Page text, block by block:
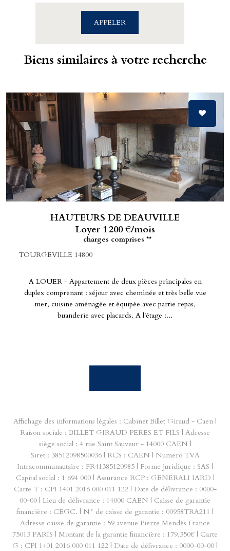
APPELER
Biens similaires à votre recherche
HAUTEURS DE DEAUVILLE
Loyer 1 200 €/mois
charges comprises **
TOURGEVILLE 14800
A LOUER - Appartement de deux pièces principales en
duplex comprenant : séjour avec cheminée et très belle vue
mer, cuisine aménagée et équipée avec partie repas,
buanderie avec placards. A l'étage :...
Affichage des informations légales : Cabinet Billet Giraud - Caen |
Raison sociale : BILLET GIRAUD PERES ET FILS | Adresse
siège social : 4 rue Saint Sauveur - 14000 CAEN |
Siret : 38512098500036 | RCS : CAEN | Numero TVA
Intracommunautaire : FR41385120985 | Forme juridique : SAS |
Capital social : 1 694 000 | Assurance RCP : GENERALI IARD |
Carte T : CPI 1401 2016 000 011 122 | Date de délivrance : 0000-
00-00 | Lieu de délivrance : 14000 CAEN | Caisse de garantie
financière : CEGC. | N° de caisse de garantie : 00958TRA211 |
Adresse caisse de garantie : 59 avenue Pierre Mendès France
75013 PARIS | Montant de la garantie financière : 179.350€ | Carte
G : CPI 1401 2016 000 011 122 | Date de délivrance : 0000-00-00 |